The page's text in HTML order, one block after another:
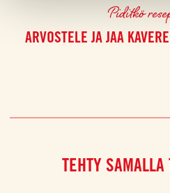
Piditkö
ARVOSTELE JA JAA
TEHTY SAMALLA